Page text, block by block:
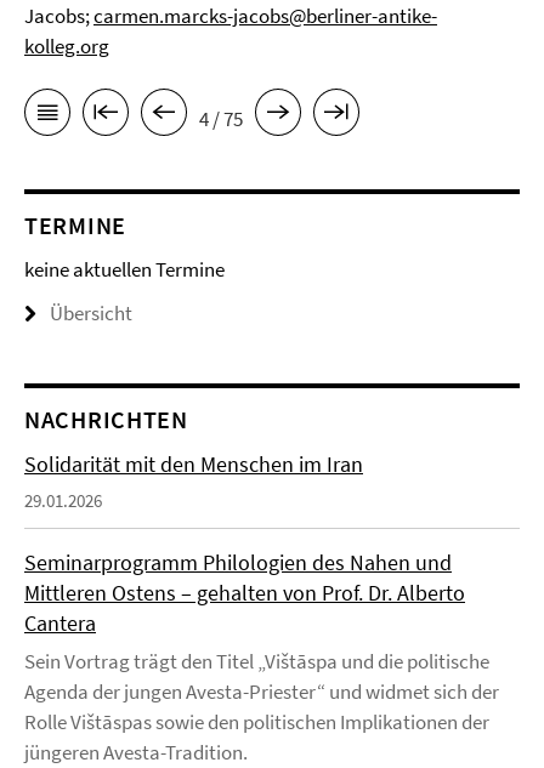
Jacobs;carmen.marcks-jacobs@berliner-antike-
kolleg.org
4 / 75
TERMINE
keine aktuellen Termine
Übersicht
NACHRICHTEN
Solidarität mit den Menschen im Iran
29.01.2026
Seminarprogramm Philologien des Nahen und
Mittleren Ostens – gehalten von Prof. Dr. Alberto
Cantera
Sein Vortrag trägt den Titel „Vištāspa und die politische
Agenda der jungen Avesta-Priester“ und widmet sich der
Rolle Vištāspas sowie den politischen Implikationen der
jüngeren Avesta-Tradition.